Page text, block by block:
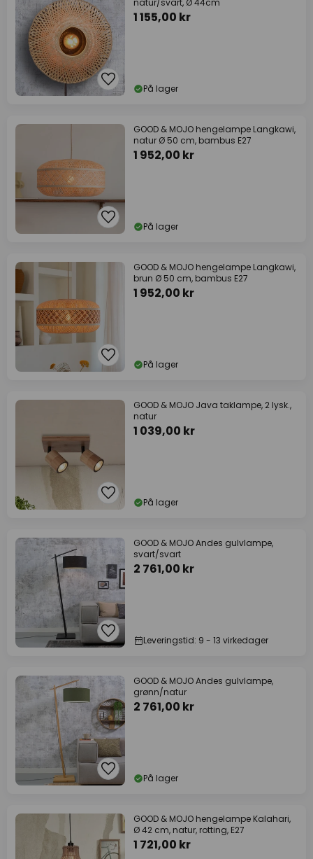
natur/svart, Ø 44cm
1 155,00 kr
På lager
GOOD & MOJO hengelampe Langkawi,
natur Ø 50 cm, bambus E27
1 952,00 kr
På lager
GOOD & MOJO hengelampe Langkawi,
brun Ø 50 cm, bambus E27
1 952,00 kr
På lager
GOOD & MOJO Java taklampe, 2 lysk.,
natur
1 039,00 kr
På lager
GOOD & MOJO Andes gulvlampe,
svart/svart
2 761,00 kr
Leveringstid: 9 - 13 virkedager
GOOD & MOJO Andes gulvlampe,
grønn/natur
2 761,00 kr
På lager
GOOD & MOJO hengelampe Kalahari,
Ø 42 cm, natur, rotting, E27
1 721,00 kr